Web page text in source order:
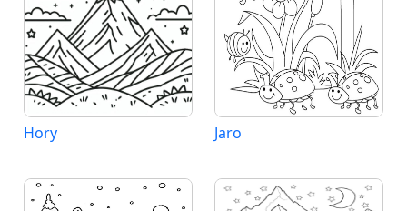
Hory Jaro